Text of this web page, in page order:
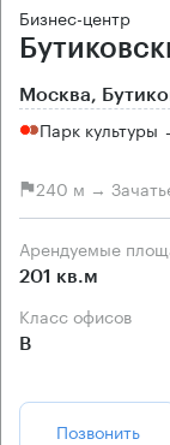
Бизнес-центр
Москва,
Парк
240 м →
Арендуемые
201 кв.м
Класс офисов
B
Позвонить